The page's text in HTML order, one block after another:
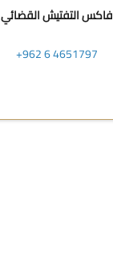
فاكس التفتيش القضائي
+962 6 4651797